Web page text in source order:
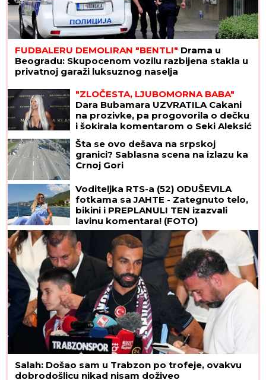
FUDBALERU DEMOLIRAN "BENTLI" Drama u
Beogradu: Skupocenom vozilu razbijena stakla u
privatnoj garaži luksuznog naselja
"ZLOČESTA, LJUBOMORNA BABA"
Dara Bubamara UZVRATILA Cakani
na prozivke, pa progovorila o dečku
i šokirala komentarom o Seki Aleksić
(VIDEO)
Šta se ovo dešava na srpskoj
granici? Sablasna scena na izlazu ka
Crnoj Gori
Voditeljka RTS-a (52) ODUŠEVILA
fotkama sa JAHTE - Zategnuto telo,
bikini i PREPLANULI TEN izazvali
lavinu komentara! (FOTO)
Salah: Došao sam u Trabzon po trofeje, ovakvu
dobrodošlicu nikad nisam doživeo